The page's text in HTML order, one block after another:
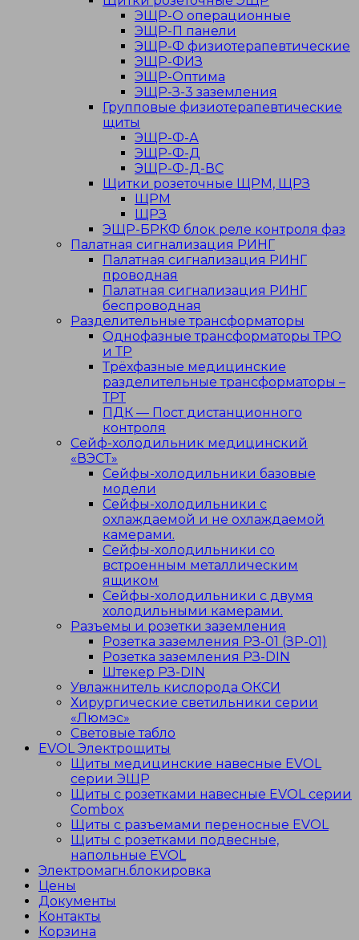
ЭЩР-О операционные
ЭЩР-П панели
ЭЩР-Ф физиотерапевтические
ЭЩР-ФИЗ
ЭЩР-Оптима
ЭЩР-З-3 заземления
Групповые физиотерапевтические
щиты
ЭЩР-Ф-А
ЭЩР-Ф-Д
ЭЩР-Ф-Д-ВС
Щитки розеточные ЩРМ, ЩРЗ
ЩРМ
ЩРЗ
ЭЩР-БРКФ блок реле контроля фаз
Палатная сигнализация РИНГ
Палатная сигнализация РИНГ
проводная
Палатная сигнализация РИНГ
беспроводная
Разделительные трансформаторы
Однофазные трансформаторы ТРО
и ТР
Трёхфазные медицинские
разделительные трансформаторы –
ТРТ
ПДК — Пост дистанционного
контроля
Сейф-холодильник медицинский
«ВЭСТ»
Сейфы-холодильники базовые
модели
Сейфы-холодильники с
охлаждаемой и не охлаждаемой
камерами.
Сейфы-холодильники со
встроенным металлическим
ящиком
Сейфы-холодильники с двумя
холодильными камерами.
Разъемы и розетки заземления
Розетка заземления РЗ-01 (ЗР-01)
Розетка заземления РЗ-DIN
Штекер РЗ-DIN
Увлажнитель кислорода ОКСИ
Хирургические светильники серии
«Люмэс»
Световые табло
EVOL Электрощиты
Щиты медицинские навесные EVOL
серии ЭЩР
Щиты с розетками навесные EVOL серии
Combox
Щиты с разъемами переносные EVOL
Щиты с розетками подвесные,
напольные EVOL
Электромагн.блокировка
Цены
Документы
Контакты
Корзина